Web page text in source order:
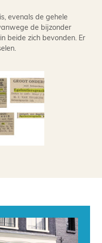
evenals de gehele
de bijzonder
beide zich bevonden. Er